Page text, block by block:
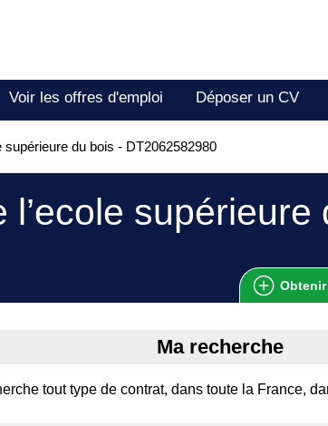
Voir les offres d'emploi Déposer un CV
supérieure du bois - DT2062582980
l’ecole supérieure
Obtenir
Ma recherche
tout type de contrat, dans toute la France,